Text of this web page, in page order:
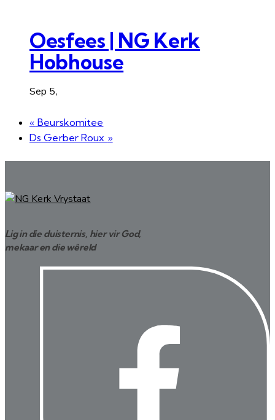
Oesfees | NG Kerk
Hobhouse
Sep 5,
« Beurskomitee
Ds Gerber Roux »
Lig in die duisternis, hier vir God,
mekaar en die wêreld